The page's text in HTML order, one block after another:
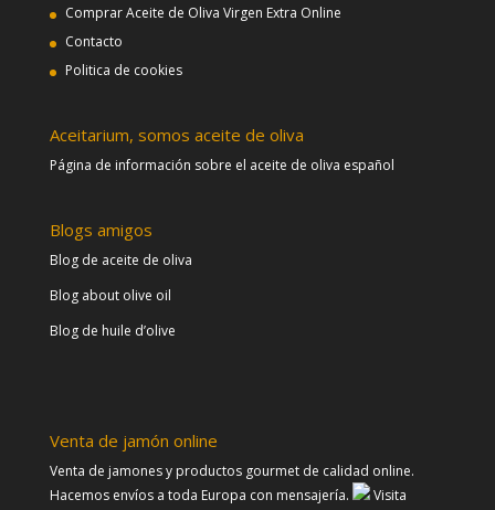
Comprar Aceite de Oliva Virgen Extra Online
Contacto
Politica de cookies
Aceitarium, somos aceite de oliva
Página de información sobre el aceite de oliva español
Blogs amigos
Blog de aceite de oliva
Blog about olive oil
Blog de huile d’olive
Venta de jamón online
Venta de jamones y productos gourmet de calidad online.
Hacemos envíos a toda Europa con mensajería.
Visita